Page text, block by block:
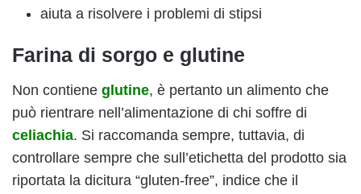
aiuta a risolvere i problemi di stipsi
Farina di sorgo e glutine
Non contiene glutine, è pertanto un alimento che
può rientrare nell’alimentazione di chi soffre di
celiachia. Si raccomanda sempre, tuttavia, di
controllare sempre che sull’etichetta del prodotto sia
riportata la dicitura “gluten-free”, indice che il